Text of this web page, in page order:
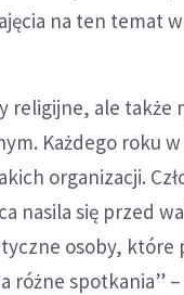
na ten temat w
religijne, ale także
Każdego roku w
organizacji.
nasila się przed
osoby,
różne spotkania”